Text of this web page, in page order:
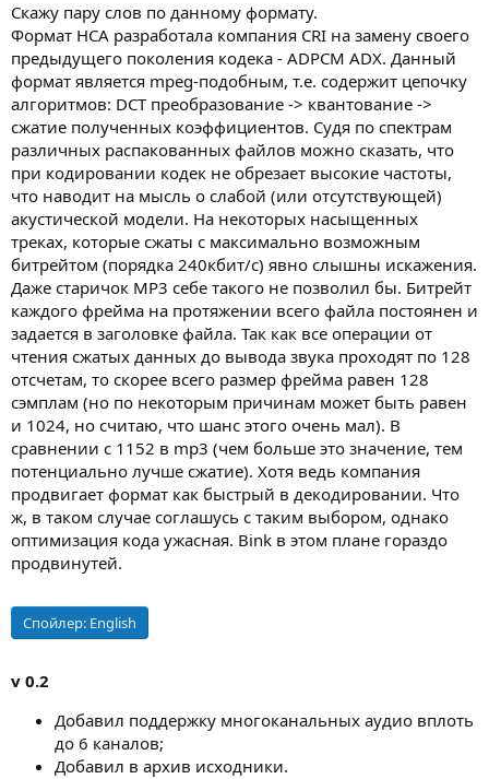
Скажу пару слов по данному формату.
Формат HCA разработала компания CRI на замену своего
предыдущего поколения кодека - ADPCM ADX. Данный
формат является mpeg-подобным, т.е. содержит цепочку
алгоритмов: DCT преобразование -> квантование ->
сжатие полученных коэффициентов. Судя по спектрам
различных распакованных файлов можно сказать, что
при кодировании кодек не обрезает высокие частоты,
что наводит на мысль о слабой (или отсутствующей)
акустической модели. На некоторых насыщенных
треках, которые сжаты с максимально возможным
битрейтом (порядка 240кбит/с) явно слышны искажения.
Даже старичок MP3 себе такого не позволил бы. Битрейт
каждого фрейма на протяжении всего файла постоянен и
задается в заголовке файла. Так как все операции от
чтения сжатых данных до вывода звука проходят по 128
отсчетам, то скорее всего размер фрейма равен 128
сэмплам (но по некоторым причинам может быть равен
и 1024, но считаю, что шанс этого очень мал). В
сравнении с 1152 в mp3 (чем больше это значение, тем
потенциально лучше сжатие). Хотя ведь компания
продвигает формат как быстрый в декодировании. Что
ж, в таком случае соглашусь с таким выбором, однако
оптимизация кода ужасная. Bink в этом плане гораздо
продвинутей.
Спойлер: English
v 0.2
Добавил поддержку многоканальных аудио вплоть
до 6 каналов;
Добавил в архив исходники.